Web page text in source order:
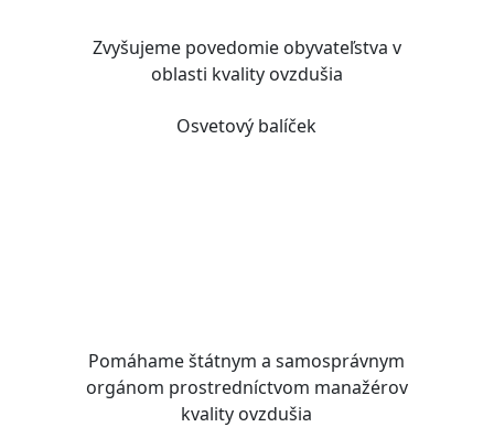
Zvyšujeme povedomie obyvateľstva v
oblasti kvality ovzdušia
Osvetový balíček
Pomáhame štátnym a samosprávnym
orgánom prostredníctvom manažérov
kvality ovzdušia